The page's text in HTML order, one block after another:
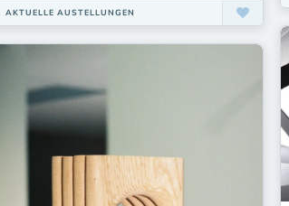
cubus kunsthalle Duisburg
ifa-Institut für Auslandsbeziehungen
kjubh Kunstverein e.V. Köln
AKTUELLE AUSTELLUNGEN